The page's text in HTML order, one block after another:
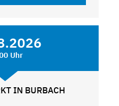
Uhr
IN BURBACH